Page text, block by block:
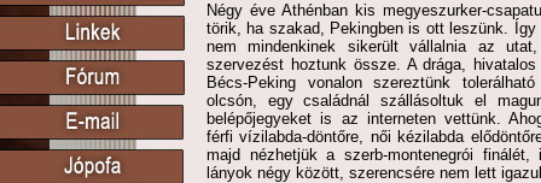
Négy éve Athénban kis megyeszurker-
törik, ha szakad, Pekingben is ott leszünk. Így
nem mindenkinek sikerült vállalnia az
szervezést hoztunk össze. A drága,
Bécs-Peking vonalon szereztünk
olcsón, egy családnál szállásoltuk el
belépőjegyeket is az interneten vettünk.
férfi vízilabda-döntőre, női kézilabda
majd nézhetjük a szerb-montenegrói
lányok négy között, szerencsére nem lett